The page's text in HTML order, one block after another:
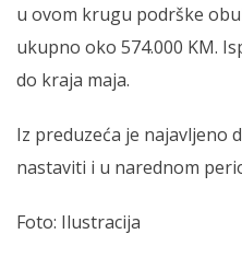
u ovom krugu podrške
ukupno oko 574.000 KM.
do kraja maja.
Iz preduzeća je najavljeno
nastaviti i u narednom
Foto: Ilustracija